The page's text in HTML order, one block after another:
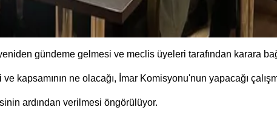
gündeme gelmesi ve meclis üyeleri tarafından karara
ne olacağı, İmar Komisyonu'nun yapacağı
ardından verilmesi öngörülüyor.